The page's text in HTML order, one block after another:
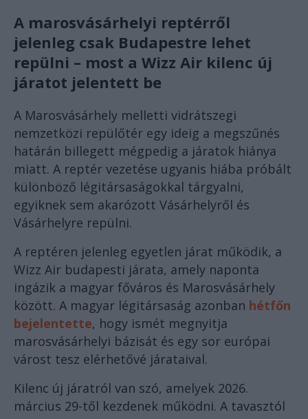
A marosvásárhelyi reptérről
jelenleg csak Budapestre lehet
repülni – most a Wizz Air kilenc új
járatot jelentett be
A Marosvásárhely melletti vidrátszegi
nemzetközi repülőtér egy ideig a megszűnés
határán billegett mégpedig a járatok hiánya
miatt. A reptér vezetése ugyanis hiába próbált
különböző légitársaságokkal tárgyalni,
egyiknek sem akarózott Vásárhelyről és
Vásárhelyre repülni.
A reptéren jelenleg egyetlen járat működik, a
Wizz Air budapesti járata, amely naponta
ingázik a magyar főváros és Marosvásárhely
között. A magyar légitársaság azonban hétfőn
bejelentette, hogy ismét megnyitja
marosvásárhelyi bázisát és egy sor európai
várost tesz elérhetővé járataival.
Kilenc új járatról van szó, amelyek 2026.
március 29-től kezdenek működni. A tavasztól